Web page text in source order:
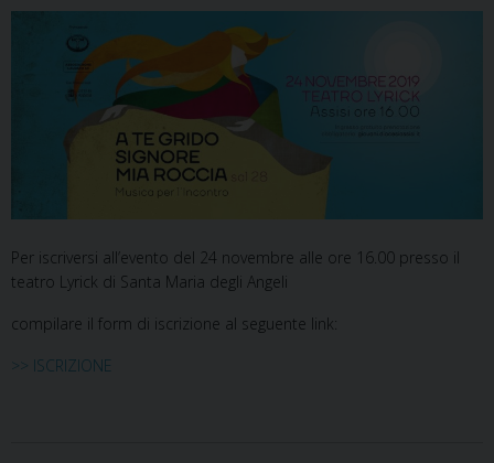
Per iscriversi all’evento del 24 novembre alle ore 16.00 presso il
teatro Lyrick di Santa Maria degli Angeli
compilare il form di iscrizione al seguente link:
>> ISCRIZIONE